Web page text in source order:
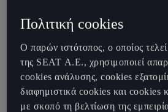
πραγματικότητα
Μόλις μερικά χιλιόμετρα από τα σύνορα
Tavascan στέκεται επιβλητικά στην
CUPRA Tavascan ξεκινά ένα ταξίδι στις
συναντιόνται για να ανακαλύψουν ότι
παραπάνω από ένα όνομα.
Πολιτική cookies
Ο παρών ιστότοπος, ο οποίος
της SEAT Α.Ε., χρησιμοποιεί
cookies ανάλυσης, cookies
διαφημιστικά cookies και cookies
με σκοπό τη βελτίωση της